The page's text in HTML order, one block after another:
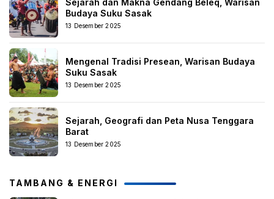
Sejarah dan Makna Gendang Beleq, Warisan
Budaya Suku Sasak
13 Desember 2025
Mengenal Tradisi Presean, Warisan Budaya
Suku Sasak
13 Desember 2025
Sejarah, Geografi dan Peta Nusa Tenggara
Barat
13 Desember 2025
TAMBANG & ENERGI